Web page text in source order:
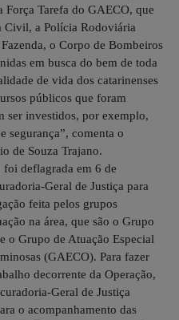
Força Tarefa do GAECO, que
Civil, a Polícia Rodoviária
o Corpo de Bombeiros
em busca do bem de toda
de vida dos catarinenses
públicos que foram
ser investidos, por exemplo,
segurança”, comenta o
de Souza Trajano.
foi deflagrada em 6 de
Geral de Justiça para
feita pelos grupos
na área, que são o Grupo
o Grupo de Atuação Especial
(GAECO). Para fazer
decorrente da Operação,
Geral de Justiça
o acompanhamento das